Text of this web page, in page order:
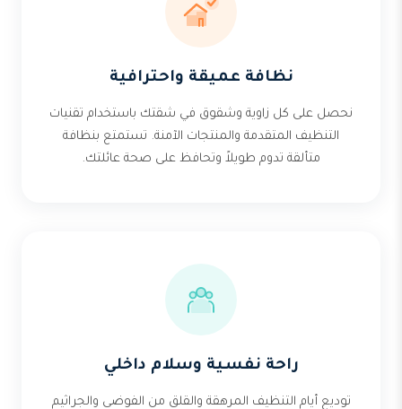
نظافة عميقة واحترافية
نحصل على كل زاوية وشقوق في شقتك باستخدام تقنيات
التنظيف المتقدمة والمنتجات الآمنة. تستمتع بنظافة
متألقة تدوم طويلاً وتحافظ على صحة عائلتك.
راحة نفسية وسلام داخلي
توديع أيام التنظيف المرهقة والقلق من الفوضى والجراثيم